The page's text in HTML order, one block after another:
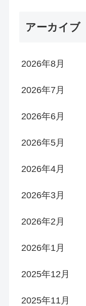
アーカイブ
2026年8月
2026年7月
2026年6月
2026年5月
2026年4月
2026年3月
2026年2月
2026年1月
2025年12月
2025年11月